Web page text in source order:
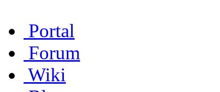
Portal
Forum
Wiki